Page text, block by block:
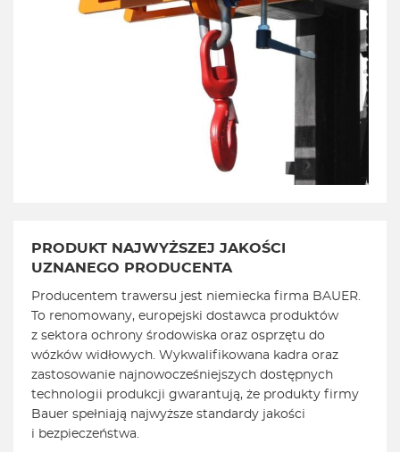
PRODUKT NAJWYŻSZEJ JAKOŚCI
UZNANEGO PRODUCENTA
Producentem trawersu jest niemiecka firma BAUER.
To renomowany, europejski dostawca produktów
z sektora ochrony środowiska oraz osprzętu do
wózków widłowych. Wykwalifikowana kadra oraz
zastosowanie najnowocześniejszych dostępnych
technologii produkcji gwarantują, że produkty firmy
Bauer spełniają najwyższe standardy jakości
i bezpieczeństwa.